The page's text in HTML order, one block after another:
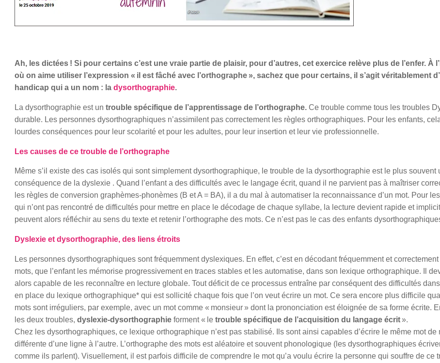
Ah, les dictées ! Si pour certains c’est une vraie partie de plaisir, pour d’autres, cet exercice relève plus de l’enfer. À
où on aime utiliser l’expression « il est fâché avec l’orthographe », sachez que pour certains, il s’agit véritablement
handicap qui a un nom : la dysorthographie.
La dysorthographie est un trouble spécifique de l’apprentissage de l’orthographe. Ce trouble comme tous les troubles
durable. Les personnes dysorthographiques n’assimilent pas correctement les règles orthographiques. Pour les enfants,
lourdes conséquences pour leur scolarité et pour les adultes, pour leur insertion et leur vie professionnelle.
Les causes de ce trouble de l’orthographe
Même s’il existe des cas isolés qui sont simplement dysorthographique, le trouble de la dysorthographie est le plus souvent
conséquence de la dyslexie . Quand l’enfant a des difficultés avec le langage écrit, quand il ne parvient pas à maîtriser
les règles de conversion graphèmes-phonèmes (B et A = BA), il a du mal à automatiser la reconnaissance d’un mot. Pour
qui n’ont pas rencontré de difficultés pour mettre en place le décodage de chaque syllabe, la lecture devient rapide et
peuvent alors réfléchir au sens du texte et retenir l’orthographe des mots. Ce n’est pas le cas des enfants
Dyslexie et dysorthographie, des liens étroits
Les personnes dysorthographiques sont fréquemment dyslexiques. En effet, c’est en décodant fréquemment et
mots, que l’enfant les mémorise progressivement en traces stables et les automatise, dans son lexique orthographique. Il
alors capable de les reconnaître en lecture globale. Tout déficit de ce processus entraîne par conséquent des difficultés
en place du lexique orthographique* qui est sollicité chaque fois que l’on veut écrire un mot. Ce sera encore plus difficile
mots sont irréguliers, par exemple, avec un mot comme « monsieur » dont la prononciation est éloignée de sa forme écrite.
les deux troubles, dyslexie-dysorthographie forment « le trouble spécifique de l’acquisition du langage écrit».
Chez les dysorthographiques, ce lexique orthographique n’est pas stabilisé. Ils sont ainsi capables d’écrire le même mot de
différente d’une ligne à l’autre. L’orthographe des mots est aléatoire et souvent phonologique (les dysorthographiques
comme ils parlent). Visuellement, il est parfois difficile de comprendre le mot qu’a voulu écrire la personne qui souffre de ce